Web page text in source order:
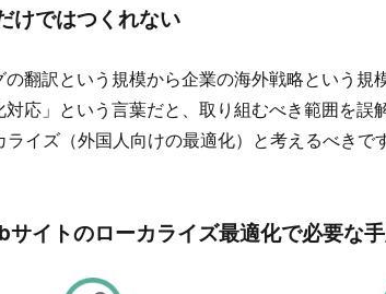
けではつくれない
翻訳という規模から企業の海外戦略という規
応」という言葉だと、取り組むべき範囲を誤
イズ（外国人向けの最適化）と考えるべきです
サイトのローカライズ最適化で必要な